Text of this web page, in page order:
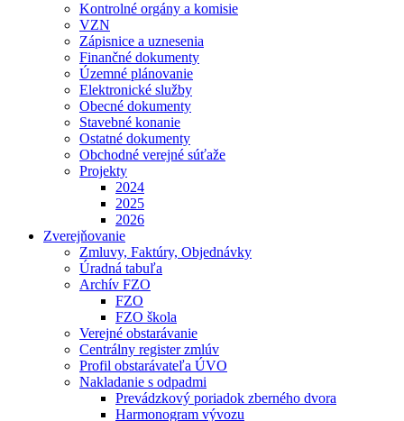
Kontrolné orgány a komisie
VZN
Zápisnice a uznesenia
Finančné dokumenty
Územné plánovanie
Elektronické služby
Obecné dokumenty
Stavebné konanie
Ostatné dokumenty
Obchodné verejné súťaže
Projekty
2024
2025
2026
Zverejňovanie
Zmluvy, Faktúry, Objednávky
Úradná tabuľa
Archív FZO
FZO
FZO škola
Verejné obstarávanie
Centrálny register zmlúv
Profil obstarávateľa ÚVO
Nakladanie s odpadmi
Prevádzkový poriadok zberného dvora
Harmonogram vývozu